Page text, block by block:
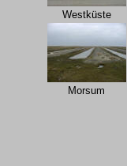
Westküste
Morsum